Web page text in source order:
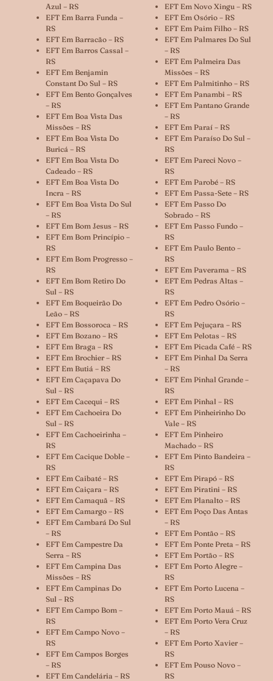
Azul – RS
EFT Em Barra Funda –
RS
EFT Em Barracão – RS
EFT Em Barros Cassal –
RS
EFT Em Benjamin
Constant Do Sul – RS
EFT Em Bento Gonçalves
– RS
EFT Em Boa Vista Das
Missões – RS
EFT Em Boa Vista Do
Buricá – RS
EFT Em Boa Vista Do
Cadeado – RS
EFT Em Boa Vista Do
Incra – RS
EFT Em Boa Vista Do Sul
– RS
EFT Em Bom Jesus – RS
EFT Em Bom Princípio –
RS
EFT Em Bom Progresso –
RS
EFT Em Bom Retiro Do
Sul – RS
EFT Em Boqueirão Do
Leão – RS
EFT Em Bossoroca – RS
EFT Em Bozano – RS
EFT Em Braga – RS
EFT Em Brochier – RS
EFT Em Butiá – RS
EFT Em Caçapava Do
Sul – RS
EFT Em Cacequi – RS
EFT Em Cachoeira Do
Sul – RS
EFT Em Cachoeirinha –
RS
EFT Em Cacique Doble –
RS
EFT Em Caibaté – RS
EFT Em Caiçara – RS
EFT Em Camaquã – RS
EFT Em Camargo – RS
EFT Em Cambará Do Sul
– RS
EFT Em Campestre Da
Serra – RS
EFT Em Campina Das
Missões – RS
EFT Em Campinas Do
Sul – RS
EFT Em Campo Bom –
RS
EFT Em Campo Novo –
RS
EFT Em Campos Borges
– RS
EFT Em Candelária – RS
EFT Em Novo Xingu – RS
EFT Em Osório – RS
EFT Em Paim Filho – RS
EFT Em Palmares Do Sul
– RS
EFT Em Palmeira Das
Missões – RS
EFT Em Palmitinho – RS
EFT Em Panambi – RS
EFT Em Pantano Grande
– RS
EFT Em Paraí – RS
EFT Em Paraíso Do Sul –
RS
EFT Em Pareci Novo –
RS
EFT Em Parobé – RS
EFT Em Passa-Sete – RS
EFT Em Passo Do
Sobrado – RS
EFT Em Passo Fundo –
RS
EFT Em Paulo Bento –
RS
EFT Em Paverama – RS
EFT Em Pedras Altas –
RS
EFT Em Pedro Osório –
RS
EFT Em Pejuçara – RS
EFT Em Pelotas – RS
EFT Em Picada Café – RS
EFT Em Pinhal Da Serra
– RS
EFT Em Pinhal Grande –
RS
EFT Em Pinhal – RS
EFT Em Pinheirinho Do
Vale – RS
EFT Em Pinheiro
Machado – RS
EFT Em Pinto Bandeira –
RS
EFT Em Pirapó – RS
EFT Em Piratini – RS
EFT Em Planalto – RS
EFT Em Poço Das Antas
– RS
EFT Em Pontão – RS
EFT Em Ponte Preta – RS
EFT Em Portão – RS
EFT Em Porto Alegre –
RS
EFT Em Porto Lucena –
RS
EFT Em Porto Mauá – RS
EFT Em Porto Vera Cruz
– RS
EFT Em Porto Xavier –
RS
EFT Em Pouso Novo –
RS